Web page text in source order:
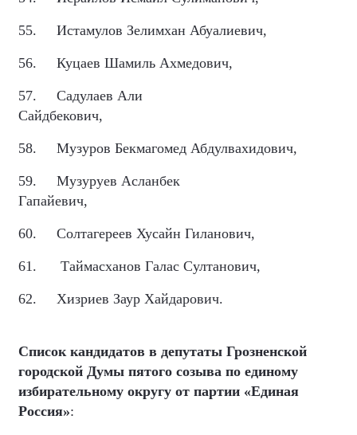
55. Истамулов Зелимхан Абуалиевич,
56. Куцаев Шамиль Ахмедович,
57.
Садулаев Али
Сайдбекович,
58. Музуров Бекмагомед Абдулвахидович,
59.
Музуруев Асланбек
Гапайевич,
60. Солтагереев Хусайн Гиланович,
61. Таймасханов Галас Султанович,
62. Хизриев Заур Хайдарович.
Список кандидатов в депутаты Грозненской
городской Думы пятого созыва по единому
избирательному округу от партии «Единая
Россия»: